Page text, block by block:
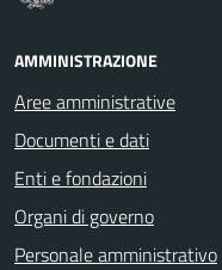
AMMINISTRAZIONE
Aree amministrative
Documenti e dati
Enti e fondazioni
Organi di governo
Personale amministrativo